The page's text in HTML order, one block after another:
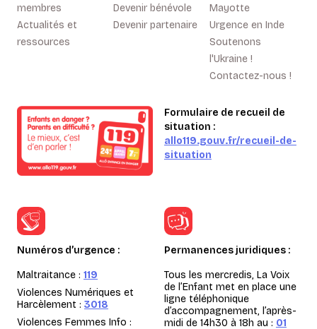
membres
Actualités et
ressources
Devenir bénévole
Devenir partenaire
Mayotte
Urgence en Inde
Soutenons
l'Ukraine !
Contactez-nous !
Formulaire de recueil de
situation :
allo119.gouv.fr/recueil-de-
situation
Numéros d’urgence :
Maltraitance : 119
Violences Numériques et
Harcèlement : 3018
Violences Femmes Info :
Permanences juridiques :
Tous les mercredis, La Voix
de l’Enfant met en place une
ligne téléphonique
d’accompagnement, l’après-
midi de 14h30 à 18h au : 01